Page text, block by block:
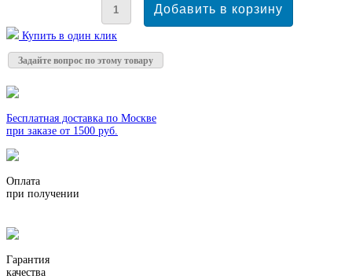
Купить в один клик
Задайте вопрос по этому товару
Бесплатная доставка по Москве
при заказе от 1500 руб.
Оплата
при получении
Гарантия
качества